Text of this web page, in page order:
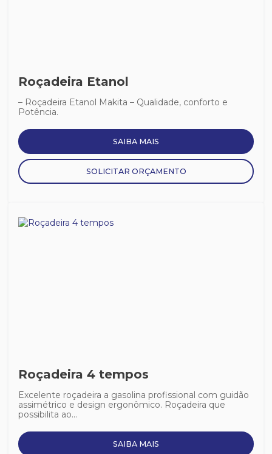
Roçadeira Etanol
– Roçadeira Etanol Makita – Qualidade, conforto e
Potência.
SAIBA MAIS
SOLICITAR ORÇAMENTO
Roçadeira 4 tempos
Excelente roçadeira a gasolina profissional com guidão
assimétrico e design ergonômico. Roçadeira que
possibilita ao...
SAIBA MAIS